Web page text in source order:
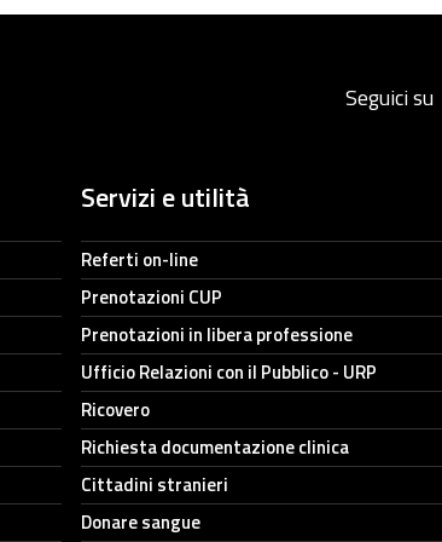
Seguici su
Servizi e utilità
Referti on-line
Prenotazioni CUP
Prenotazioni in libera professione
Ufficio Relazioni con il Pubblico - URP
Ricovero
Richiesta documentazione clinica
Cittadini stranieri
Donare sangue